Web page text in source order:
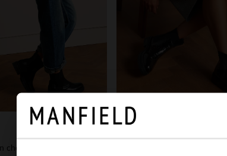
chelsea boots